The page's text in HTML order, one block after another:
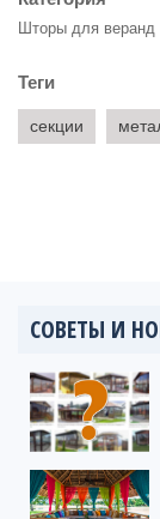
Шторы для веранд
Теги
секции
СОВЕТЫ И